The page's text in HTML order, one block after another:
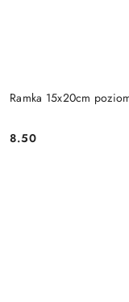
Ramka 15x20cm
Cena:
8.50